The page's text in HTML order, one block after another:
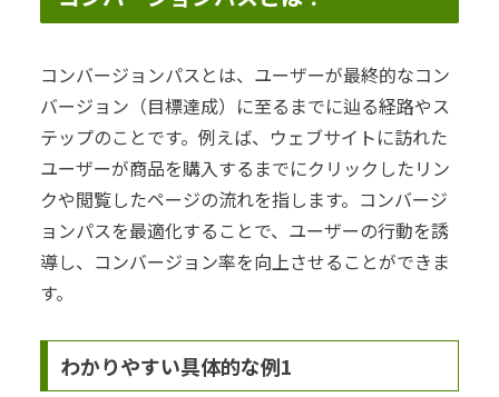
コンバージョンパスとは、ユーザーが最終的なコン
バージョン（目標達成）に至るまでに辿る経路やス
テップのことです。例えば、ウェブサイトに訪れた
ユーザーが商品を購入するまでにクリックしたリン
クや閲覧したページの流れを指します。コンバージ
ョンパスを最適化することで、ユーザーの行動を誘
導し、コンバージョン率を向上させることができま
す。
わかりやすい具体的な例1